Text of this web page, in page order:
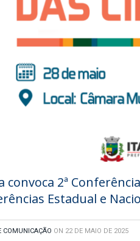
convoca 2ª
Estadual e
COMUNICAÇÃO ON 22 DE MAIO DE 2025